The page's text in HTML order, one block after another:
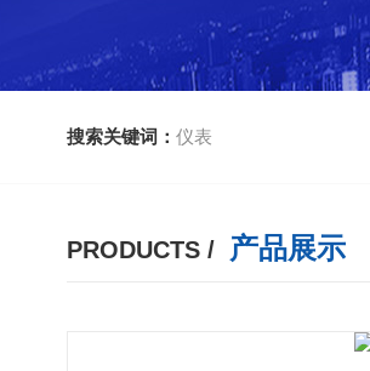
搜索关键词： 仪表
PRODUCTS / 产品展示